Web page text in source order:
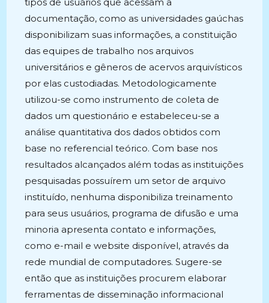
documentação, como as universidades gaúchas
disponibilizam suas informações, a constituição
das equipes de trabalho nos arquivos
universitários e gêneros de acervos arquivísticos
por elas custodiadas. Metodologicamente
utilizou-se como instrumento de coleta de
dados um questionário e estabeleceu-se a
análise quantitativa dos dados obtidos com
base no referencial teórico. Com base nos
resultados alcançados além todas as instituições
pesquisadas possuírem um setor de arquivo
instituído, nenhuma disponibiliza treinamento
para seus usuários, programa de difusão e uma
minoria apresenta contato e informações,
como e-mail e website disponível, através da
rede mundial de computadores. Sugere-se
então que as instituições procurem elaborar
ferramentas de disseminação informacional